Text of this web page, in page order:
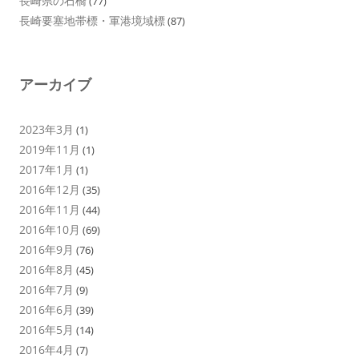
長崎要塞地帯標・軍港境域標(87)
アーカイブ
2023年3月 (1)
2019年11月 (1)
2017年1月 (1)
2016年12月 (35)
2016年11月 (44)
2016年10月 (69)
2016年9月 (76)
2016年8月 (45)
2016年7月 (9)
2016年6月 (39)
2016年5月 (14)
2016年4月 (7)